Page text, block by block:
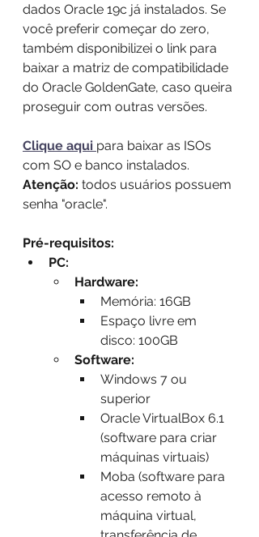
dados Oracle 19c já instalados. Se
você preferir começar do zero,
também disponibilizei o link para
baixar a matriz de compatibilidade
do Oracle GoldenGate, caso queira
proseguir com outras versões.
Clique aqui para baixar as ISOs
com SO e banco instalados.
Atenção: todos usuários possuem
senha "oracle".
Pré-requisitos:
PC:
Hardware:
Memória: 16GB
Espaço livre em
disco: 100GB
Software:
Windows 7 ou
superior
Oracle VirtualBox 6.1
(software para criar
máquinas virtuais)
Moba (software para
acesso remoto à
máquina virtual,